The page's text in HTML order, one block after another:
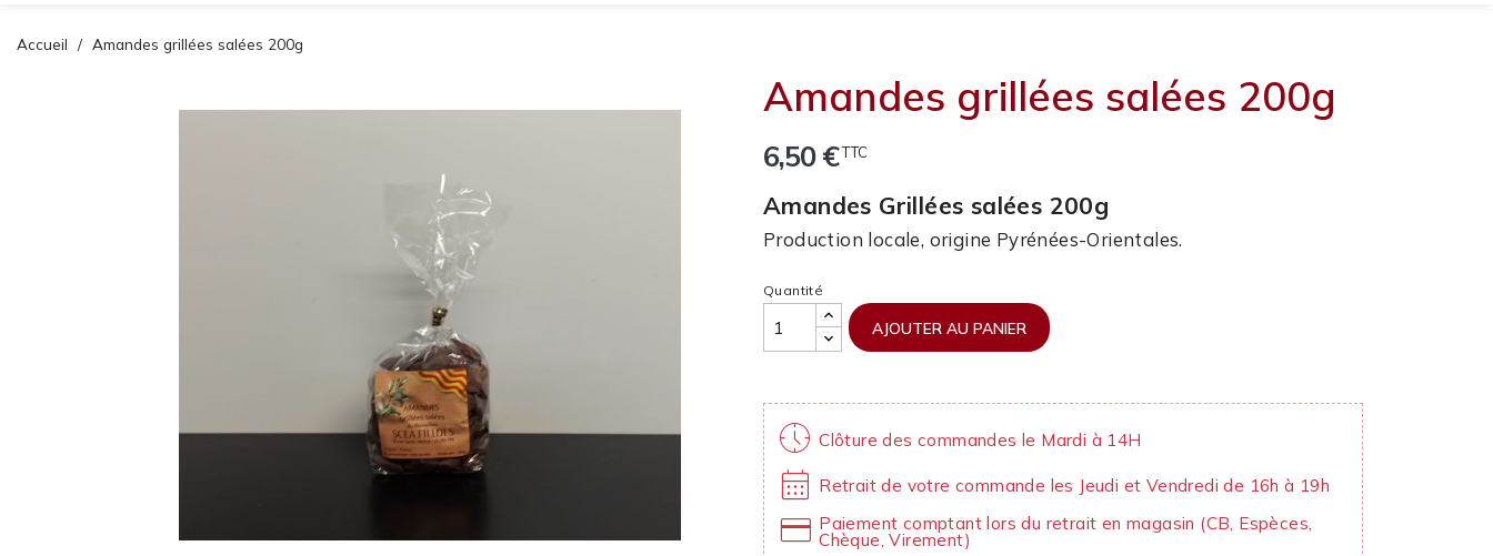
Accueil Amandes grillées salées 200g
Amandes grillées salées 200g
6,50 €TTC
Amandes Grillées salées 200g
Production locale, origine Pyrénées-Orientales.
Quantité
AJOUTER AU PANIER
nest_clock_farsight_analog Clôture des commandes le Mardi à 14H
calendar_month Retrait de votre commande les Jeudi et Vendredi de 16h à 19h
credit_card Paiement comptant lors du retrait en magasin (CB, Espèces,
Chèque, Virement)